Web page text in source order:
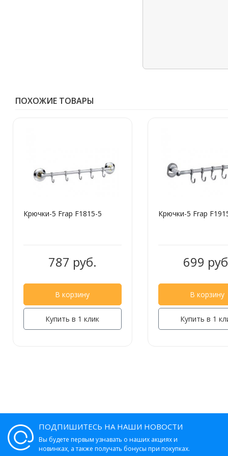
ПОХОЖИЕ ТОВАРЫ
Крючки-5 Frap F1815-5
787 руб.
В корзину
Купить в 1 клик
Крючки-5 Frap
699
В корзину
Купить в 1
ПОДПИШИТЕСЬ НА НАШИ НОВОСТИ
Вы будете первым узнавать о наших акциях и
новинках, а также получать бонусы при покупках.